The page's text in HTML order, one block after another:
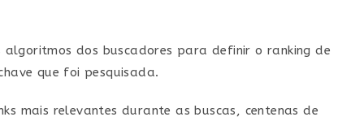
algoritmos dos buscadores para definir o ranking de
que foi pesquisada.
mais relevantes durante as buscas, centenas de